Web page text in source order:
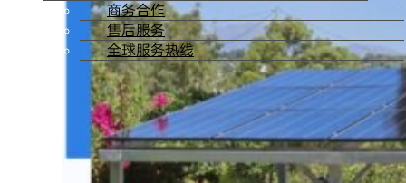
商务合作
售后服务
全球服务热线